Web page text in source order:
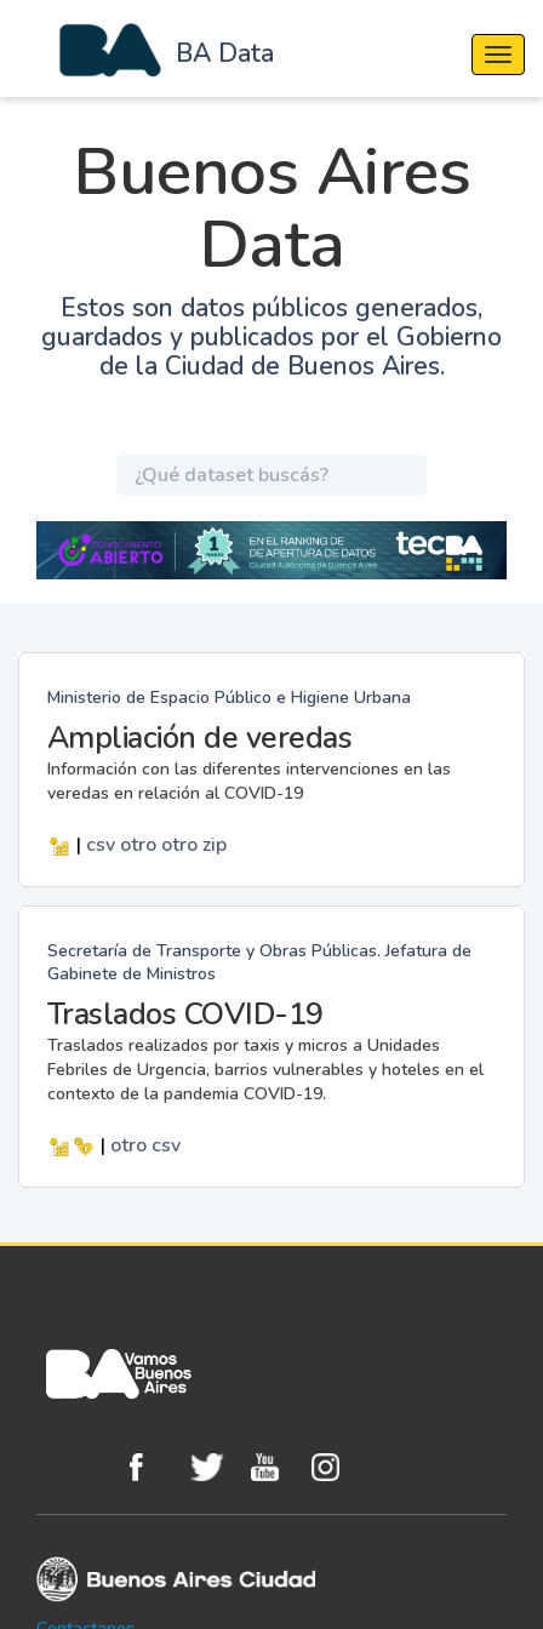
BA Data
Buenos Aires
Data
Estos son datos públicos generados,
guardados y publicados por el Gobierno
de la Ciudad de Buenos Aires.
Ministerio de Espacio Público e Higiene Urbana
Ampliación de veredas
Información con las diferentes intervenciones en las
veredas en relación al COVID-19
| csv otro otro zip
Secretaría de Transporte y Obras Públicas. Jefatura de
Gabinete de Ministros
Traslados COVID-19
Traslados realizados por taxis y micros a Unidades
Febriles de Urgencia, barrios vulnerables y hoteles en el
contexto de la pandemia COVID-19.
| otro csv